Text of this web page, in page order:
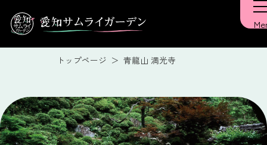
トップページ 青龍山 満光寺